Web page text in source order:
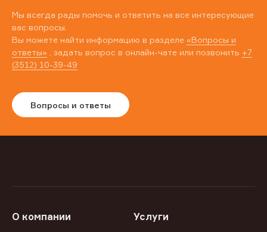
Мы всегда рады помочь и ответить на все интересующие
вас вопросы.
Вы можете найти информацию в разделе «Вопросы и
ответы» , задать вопрос в онлайн-чате или позвонить +7
(3512) 10-39-49
Вопросы и ответы
О компании Услуги